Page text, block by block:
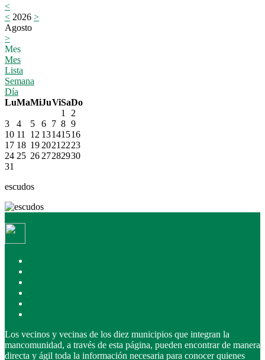
<
< 2026 >
Agosto
>
Mes
Mes
Lista
Semana
Día
LuMaMiJuViSaDo
1
2
3
4 5 6 7 8 9
10 11 12 13141516
17 18 19 2021 2223
24 25 26 27282930
31
escudos
Los vecinos y vecinas de los diez municipios que integran la
mancomunidad, a través de esta página, pueden encontrar de manera
directa y ágil toda la información necesaria para conocer quienes